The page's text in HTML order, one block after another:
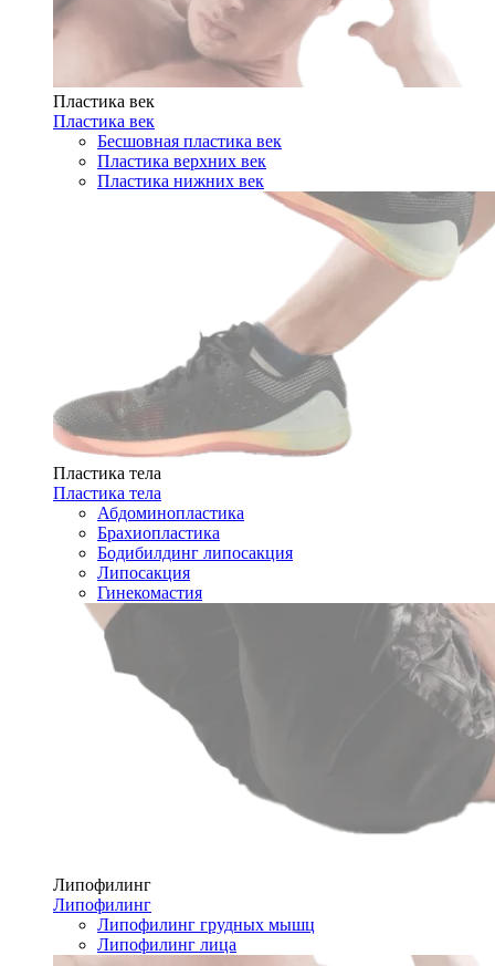
Пластика век
Пластика век
Бесшовная пластика век
Пластика верхних век
Пластика нижних век
Пластика тела
Пластика тела
Абдоминопластика
Брахиопластика
Бодибилдинг липосакция
Липосакция
Гинекомастия
Липофилинг
Липофилинг
Липофилинг грудных мышц
Липофилинг лица